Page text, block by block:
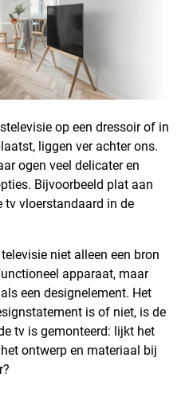
op een dressoir of in
liggen ver achter ons.
ogen veel delicater en
Bijvoorbeeld plat aan
tv vloerstandaard in de
niet alleen een bron
apparaat, maar
een designelement. Het
is of niet, is de
tv is gemonteerd: lijkt het
ontwerp en materiaal bij